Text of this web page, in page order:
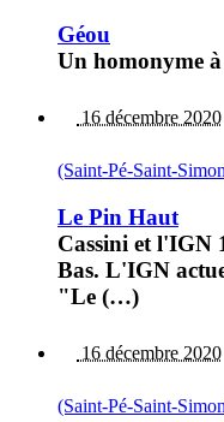
Géou
Un homonyme
16 décembre 2020
(Saint-Pé-Saint-
Le Pin Haut
Cassini et l'IGN
Bas. L'IGN
"Le (…)
16 décembre 2020
(Saint-Pé-Saint-